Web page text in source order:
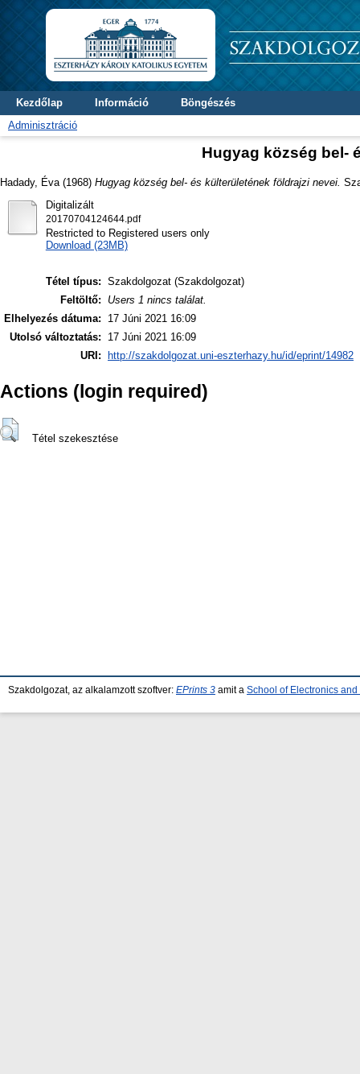
Kezdőlap Információ
Böngészés
Adminisztráció
Hugyag község bel-
Hadady, Éva (1968) Hugyag község bel- és külterületének földrajzi nevei.
Digitalizált
20170704124644.pdf
Restricted to Registered users only
Download (23MB)
Tétel típus: Szakdolgozat (Szakdolgozat)
Feltöltő:
Users 1 nincs találat.
Elhelyezés dátuma:
17 Júni 2021 16:09
Utolsó változtatás:
17 Júni 2021 16:09
URI:
http://szakdolgozat.uni-eszterhazy.hu/id/eprint/14982
Actions (login required)
Tétel szekesztése
Szakdolgozat, az alkalamzott szoftver: EPrints 3 amit a School of Electronics